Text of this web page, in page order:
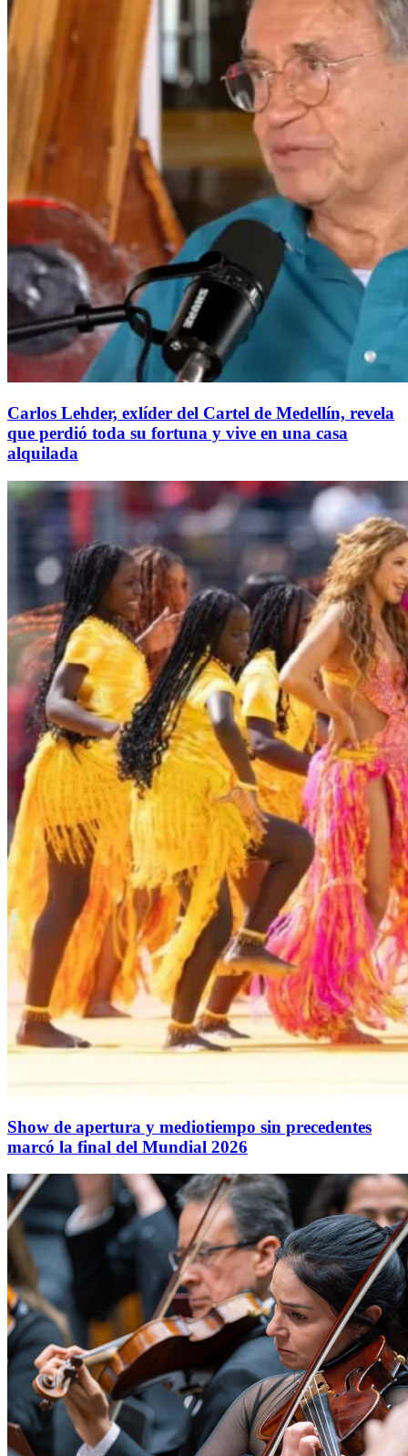
Carlos Lehder, exlíder del Cartel de Medellín, revela
que perdió toda su fortuna y vive en una casa
alquilada
Show de apertura y mediotiempo sin precedentes
marcó la final del Mundial 2026